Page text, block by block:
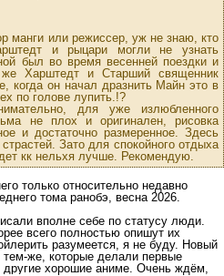
манги или режиссер, уж не знаю, кто
и рыцари могли не узнать
был во время весенней поездки и
Харштедт и Старший священник
когда он начал дразнить Майн это в
по голове лупить.!?
для уже излюбленного
не плох и оригинален, рисовка
и достаточно размеренное. Здесь
Зато для спокойного отдыха
кк нельхя лучше. Рекомендую.
только относительно недавно
тома ранобэ, весна 2026.
вполне себе по статусу люди.
всего полностью опишут их
разумеется, я не буду. Новый
же, которые делали первые
хорошие аниме. Очень ждём,